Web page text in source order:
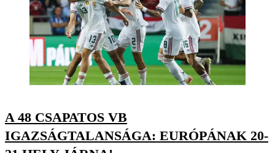
A 48 CSAPATOS VB
IGAZSÁGTALANSÁGA: EURÓPÁNAK 20-